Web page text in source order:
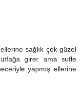
sağlık çok güzel
girer ama sufle
yapmış ellerine